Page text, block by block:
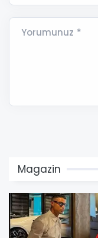
Yorumunuz *
Magazin